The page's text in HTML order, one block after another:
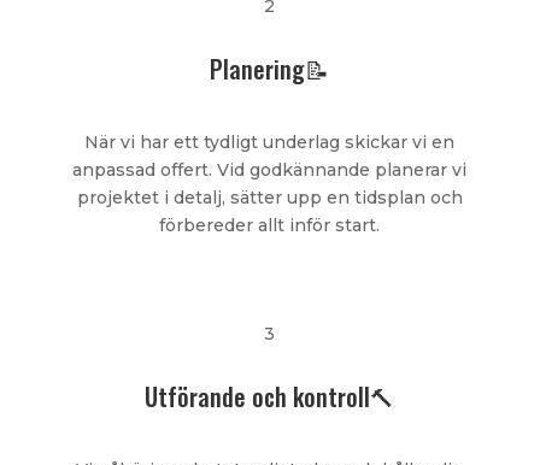
2
Planering📝
När vi har ett tydligt underlag skickar vi en
anpassad offert. Vid godkännande planerar vi
projektet i detalj, sätter upp en tidsplan och
förbereder allt inför start.
3
Utförande och kontroll🔨